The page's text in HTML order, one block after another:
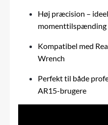
Høj præcision –
momenttilspænding
Kompatibel med
Wrench
Perfekt til både
AR15-brugere